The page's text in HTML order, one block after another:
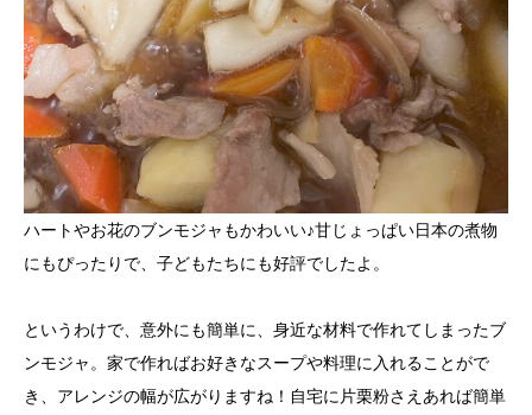
ハートやお花のブンモジャもかわいい♪甘じょっぱい日本の煮物
にもぴったりで、子どもたちにも好評でしたよ。
というわけで、意外にも簡単に、身近な材料で作れてしまったブ
ンモジャ。家で作ればお好きなスープや料理に入れることがで
き、アレンジの幅が広がりますね！自宅に片栗粉さえあれば簡単